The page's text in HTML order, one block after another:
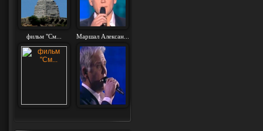
фильм "См... Маршал Алексан...